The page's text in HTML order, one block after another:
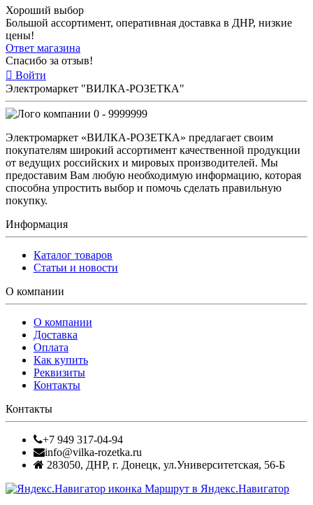
Хороший выбор
Большой ассортимент, оперативная доставка в ДНР, низкие
цены!
Ответ магазина
Спасибо за отзыв!
Войти
Электромаркет "ВИЛКА-РОЗЕТКА"
0 - 9999999
Электромаркет «ВИЛКА-РОЗЕТКА» предлагает своим
покупателям широкий ассортимент качественной продукции
от ведущих российских и мировых производителей. Мы
предоставим Вам любую необходимую информацию, которая
способна упростить выбор и помочь сделать правильную
покупку.
Информация
Каталог товаров
Статьи и новости
О компании
О компании
Доставка
Оплата
Как купить
Реквизиты
Контакты
Контакты
+7 949 317-04-94
info@vilka-rozetka.ru
283050, ДНР, г. Донецк, ул.Университетская, 56-Б
Маршрут в Яндекс.Навигатор